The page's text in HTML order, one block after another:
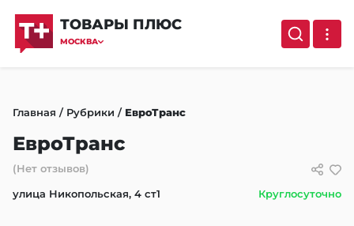
ТОВАРЫ ПЛЮС
МОСКВА
Главная / Рубрики / ЕвроТранс
ЕвроТранс
(Нет отзывов)
улица Никопольская, 4 ст1
Круглосуточно